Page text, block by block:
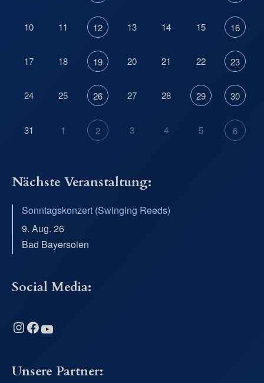
10 11 12 13 14 15 16
17 18 19 20 21 22 23
24 25 26 27 28 29 30
31 1 2 3 4 5 6
Nächste Veranstaltung:
Sonntagskonzert (Swinging Reeds)
9. Aug. 26
Bad Bayersoien
Social Media:
Instagram Facebook YouTube
Unsere Partner: